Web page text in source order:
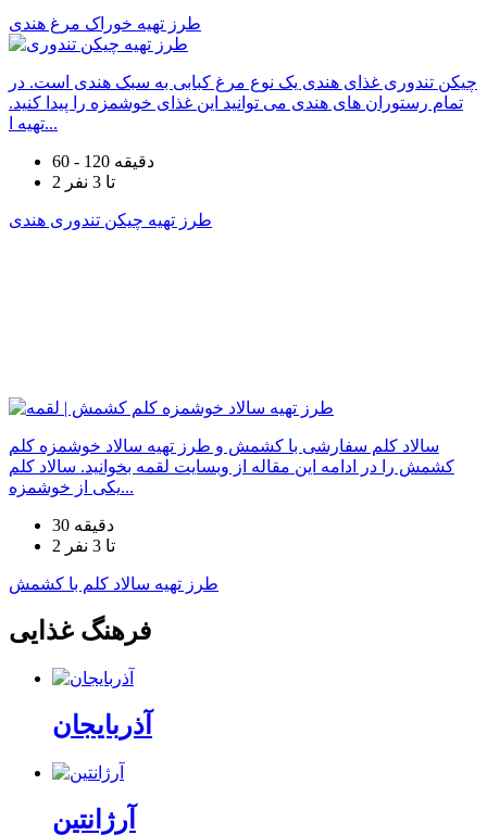
طرز تهیه خوراک مرغ هندی
چیکن تندوری غذای هندی یک نوع مرغ کبابی به سبک هندی است. در
تمام رستوران های هندی می توانید این غذای خوشمزه را پیدا کنید.
تهیه ا...
60 - 120 دقیقه
2 تا 3 نفر
طرز تهیه چیکن تندوری هندی
سالاد کلم سفارشی با کشمش و طرز تهیه سالاد خوشمزه کلم
کشمش را در ادامه این مقاله از وبسایت لقمه بخوانید. سالاد کلم
یکی از خوشمزه...
30 دقیقه
2 تا 3 نفر
طرز تهیه سالاد کلم با کشمش
فرهنگ غذایی
آذربایجان
آرژانتین